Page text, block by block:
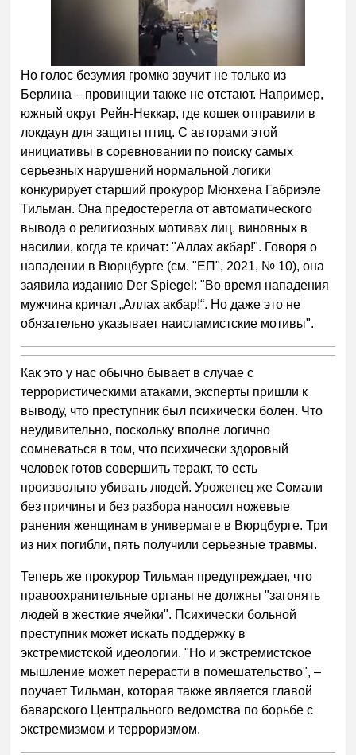
Но голос безумия громко звучит не только из
Берлина – провинции также не отстают. Например,
южный округ Рейн-Неккар, где кошек отправили в
локдаун для защиты птиц. С авторами этой
инициативы в соревновании по поиску самых
серьезных нарушений нормальной логики
конкурирует старший прокурор Мюнхена Габриэле
Тильман. Она предостерегла от автоматического
вывода о религиозных мотивах лиц, виновныx в
насилии, когда те кричат: "Аллах акбар!". Говоря о
нападении в Вюрцбурге (см. "ЕП", 2021, № 10), она
заявила изданию Der Spiegel: "Во время нападения
мужчина кричал „Аллах акбар!“. Но даже это не
обязательно указывает наисламистские мотивы".
Как это у нас обычно бывает в случае с
террористическими атаками, эксперты пришли к
выводу, что преступник был психически болен. Что
неудивительно, поскольку вполне логично
сомневаться в том, что психически здоровый
человек готов совершить теракт, то есть
произвольно убивать людей. Уроженец же Сомали
без причины и без разбора наносил ножевые
ранения женщинам в универмаге в Вюрцбурге. Три
из них погибли, пять получили серьезные травмы.
Теперь же прокурор Тильман предупреждает, что
правоохранительные органы не должны "загонять
людей в жесткие ячейки". Психически больной
преступник может искать поддержку в
экстремистской идеологии. "Но и экстремистское
мышление может перерасти в помешательство", –
поучает Тильман, которая также является главой
баварского Центрального ведомства по борьбе с
экстремизмом и терроризмом.